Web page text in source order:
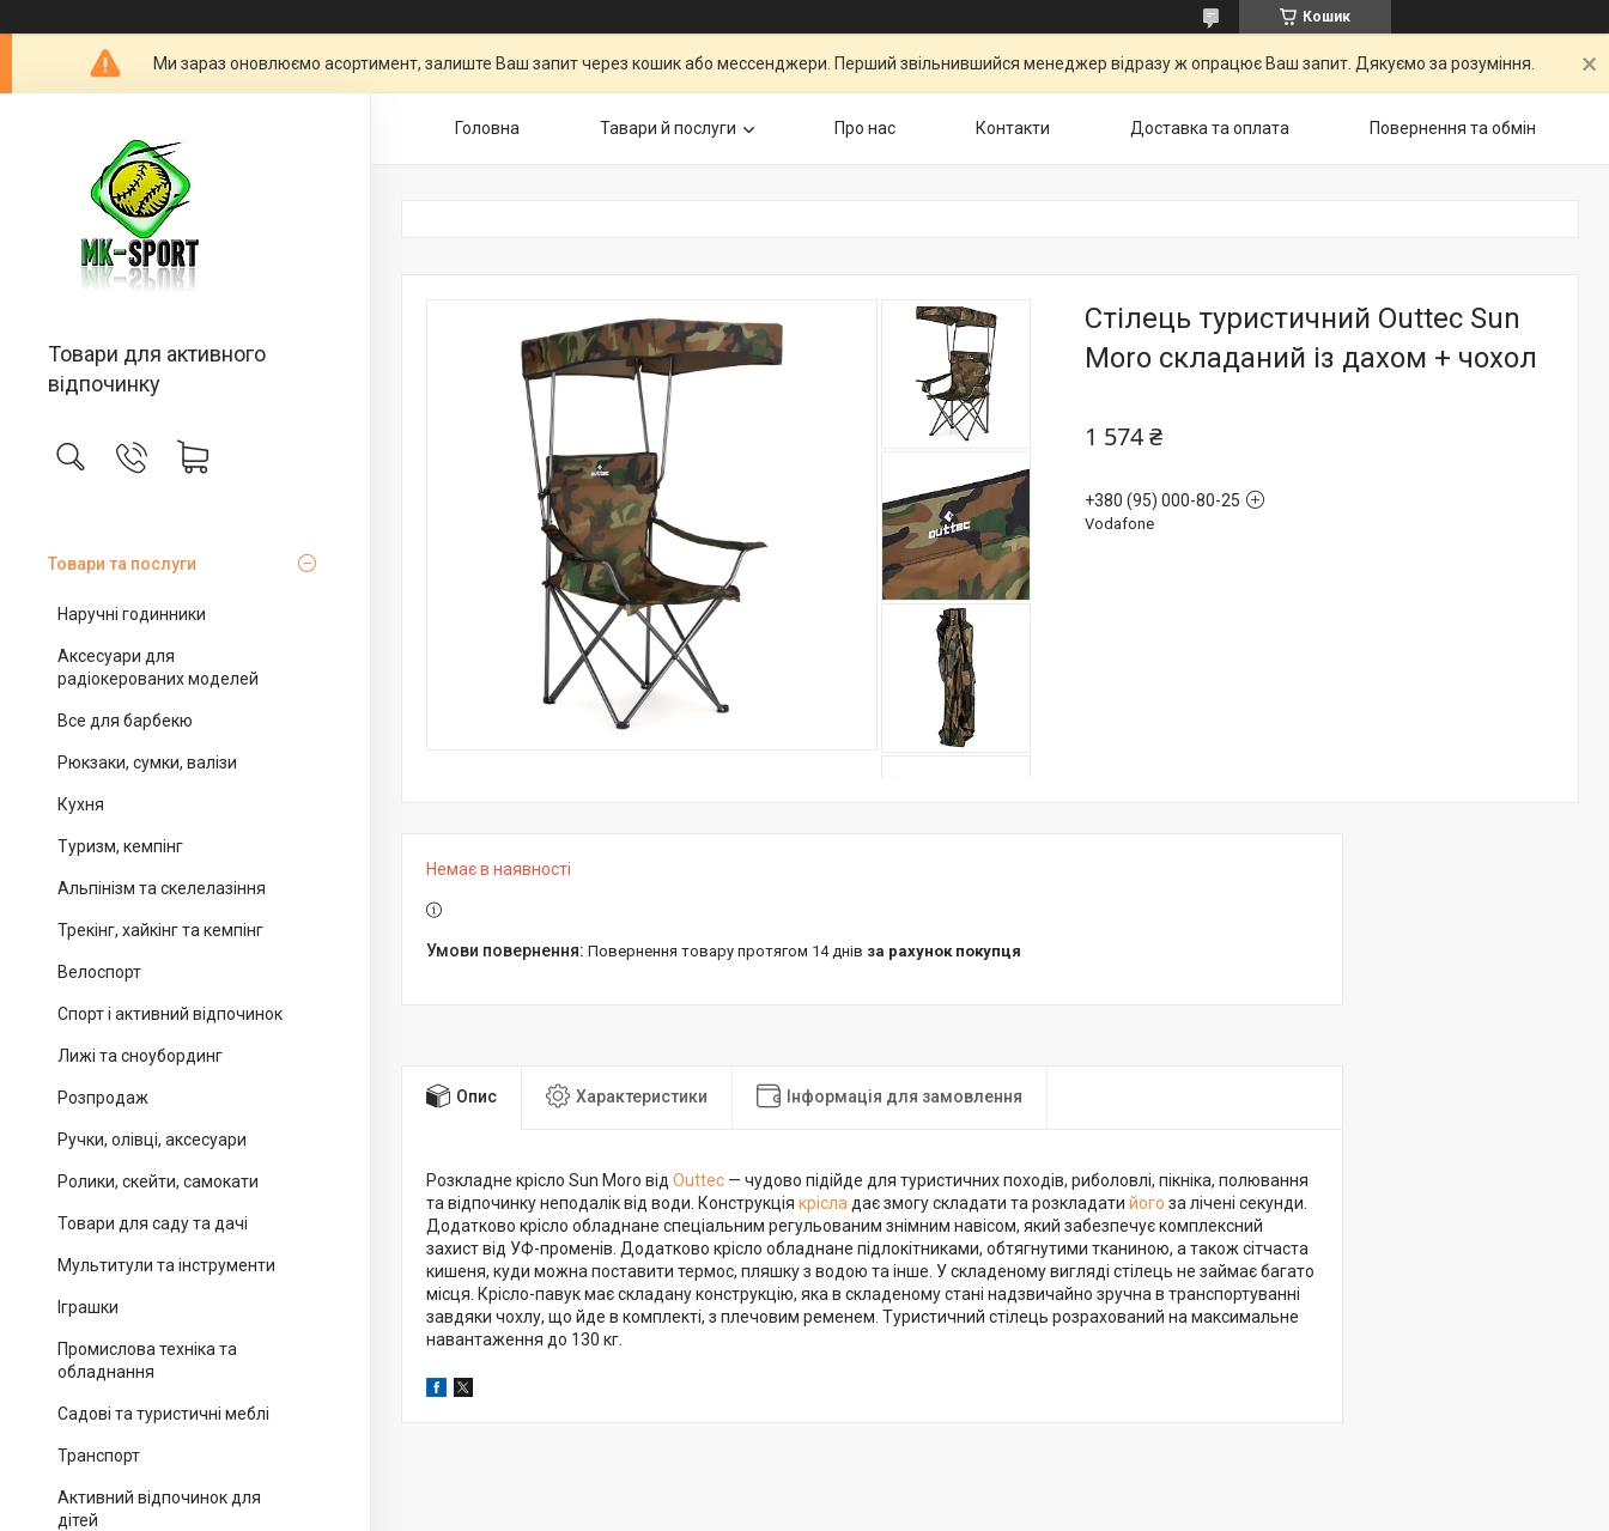
Кошик
Ми зараз оновлюємо асортимент, залиште Ваш запит через кошик або мессенджери. Перший звільнившийся менеджер відразу ж опрацює Ваш запит. Дякуємо за розуміння.
Товари для активного
відпочинку
Товари та послуги
Наручні годинники
Аксесуари для
радіокерованих моделей
Все для барбекю
Рюкзаки, сумки, валізи
Кухня
Туризм, кемпінг
Альпінізм та скелелазіння
Трекінг, хайкінг та кемпінг
Велоспорт
Спорт і активний відпочинок
Лижі та сноубординг
Розпродаж
Ручки, олівці, аксесуари
Ролики, скейти, самокати
Товари для саду та дачі
Мультитули та інструменти
Іграшки
Промислова техніка та
обладнання
Садові та туристичні меблі
Транспорт
Активний відпочинок для
дітей
Головна Тавари й послуги Про нас Контакти Доставка та оплата Повернення та обмін
Стілець туристичний Outtec Sun
Moro складаний із дахом + чохол
1 574 ₴
+380 (95) 000-80-25
Vodafone
Немає в наявності
повернення товару протягом 14 днів за рахунок покупця
Опис Характеристики Інформація для замовлення
Розкладне крісло Sun Moro від Outtec — чудово підійде для туристичних походів, риболовлі, пікніка, полювання
та відпочинку неподалік від води. Конструкція крісла дає змогу складати та розкладати його за лічені секунди.
Додатково крісло обладнане спеціальним регульованим знімним навісом, який забезпечує комплексний
захист від УФ-променів. Додатково крісло обладнане підлокітниками, обтягнутими тканиною, а також сітчаста
кишеня, куди можна поставити термос, пляшку з водою та інше. У складеному вигляді стілець не займає багато
місця. Крісло-павук має складану конструкцію, яка в складеному стані надзвичайно зручна в транспортуванні
завдяки чохлу, що йде в комплекті, з плечовим ременем. Туристичний стілець розрахований на максимальне
навантаження до 130 кг.